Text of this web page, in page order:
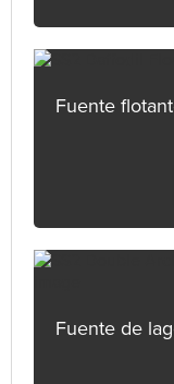
Fuente
Fuente de